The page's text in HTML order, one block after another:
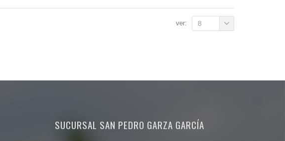
ver: 8
SUCURSAL SAN PEDRO GARZA GARCÍA